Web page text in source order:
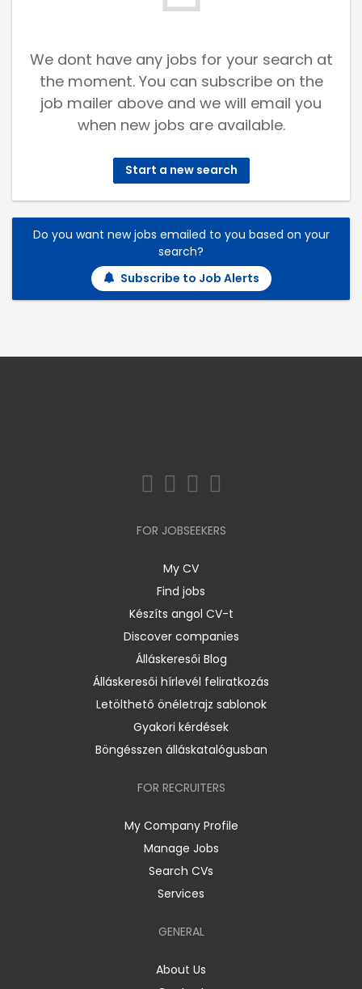
We dont have any jobs for your search at
the moment. You can subscribe on the
job mailer above and we will email you
when new jobs are available.
Start a new search
Do you want new jobs emailed to you based on your
search?
Subscribe to Job Alerts
FOR JOBSEEKERS
My CV
Find jobs
Készíts angol CV-t
Discover companies
Álláskeresői Blog
Álláskeresői hírlevél feliratkozás
Letölthető önéletrajz sablonok
Gyakori kérdések
Böngésszen álláskatalógusban
FOR RECRUITERS
My Company Profile
Manage Jobs
Search CVs
Services
GENERAL
About Us